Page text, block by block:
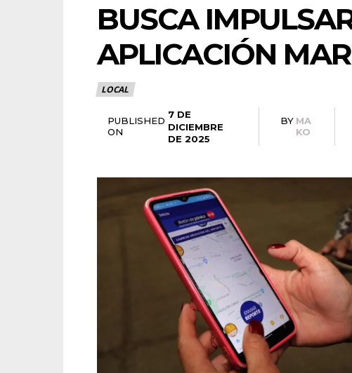
BUSCA
APLICACIÓN
LOCAL
PUBLISHED
ON
7 DE
DICIEMBRE
DE 2025
BY MA
KO